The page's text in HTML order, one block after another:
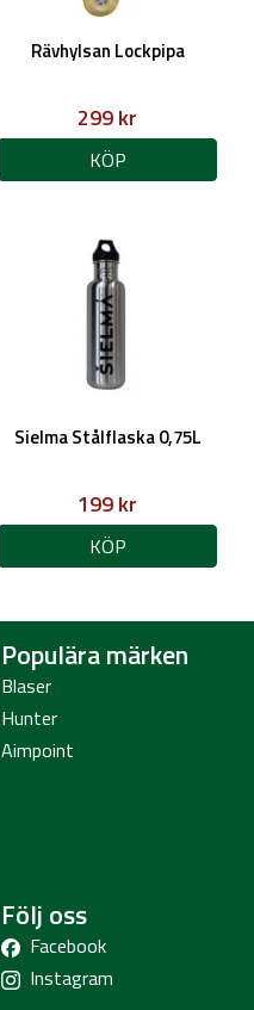
Rävhylsan Lockpipa
299 kr
KÖP
Sielma Stålflaska 0,75L
199 kr
KÖP
Populära märken
Blaser
Hunter
Aimpoint
Följ oss
Facebook
Instagram